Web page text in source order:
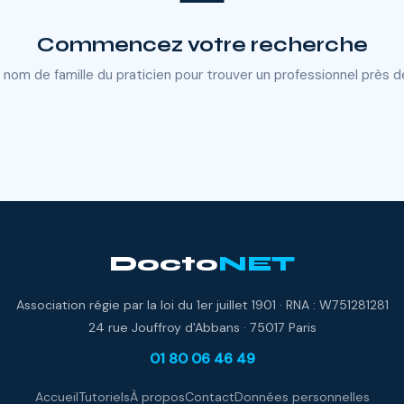
Commencez votre recherche
de famille du praticien pour trouver un professionnel près
DoctoNET
Association régie par la loi du 1er juillet 1901 · RNA : W751281281
24 rue Jouffroy d'Abbans · 75017 Paris
01 80 06 46 49
AccueilTutorielsÀ proposContactDonnées personnelles